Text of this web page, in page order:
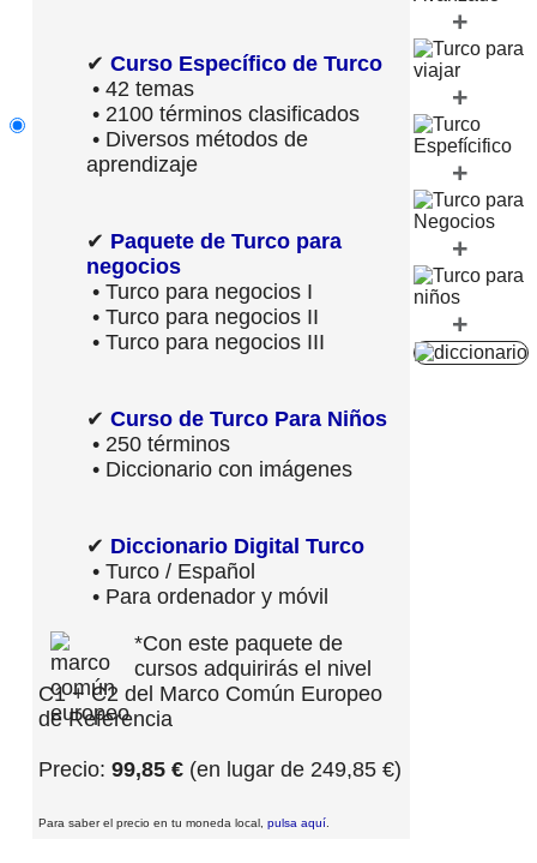
✔ Curso Específico de Turco
• 42 temas
• 2100 términos clasificados
• Diversos métodos de
aprendizaje
✔ Paquete de Turco para
negocios
• Turco para negocios I
• Turco para negocios II
• Turco para negocios III
✔ Curso de Turco Para Niños
• 250 términos
• Diccionario con imágenes
✔ Diccionario Digital Turco
• Turco / Español
• Para ordenador y móvil
*Con este paquete de
cursos adquirirás el nivel
C1 + C2 del Marco Común Europeo
de Referencia
Precio: 99,85 € (en lugar de 249,85 €)
Para saber el precio en tu moneda local, pulsa aquí
+
+
+
+
+